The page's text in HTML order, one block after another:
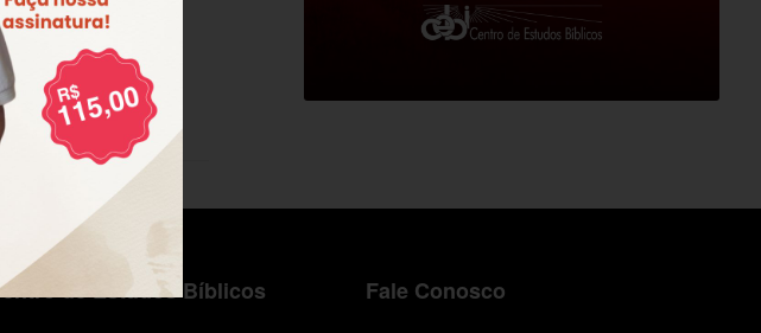
de Estudos Bíblicos Fale Conosco